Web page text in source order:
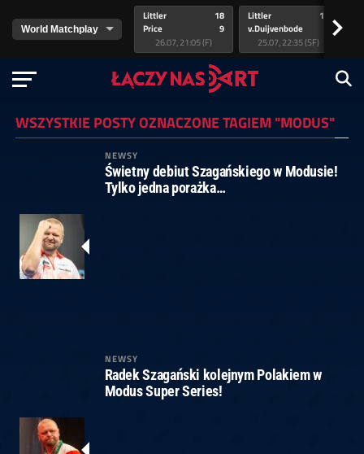
Littler
Price
18
9
26.07, 21:05 (F)
Littler
v.Duijvenbode
17
25.07, 22:35 (SF)
>
WSZYSTKIE POSTY OZNACZONE TAGIEM "MODUS"
NEWSY
Świetny debiut Szagańskiego w Modusie!
Tylko jedna porażka…
NEWSY
Radek Szagański kolejnym Polakiem w
Modus Super Series!